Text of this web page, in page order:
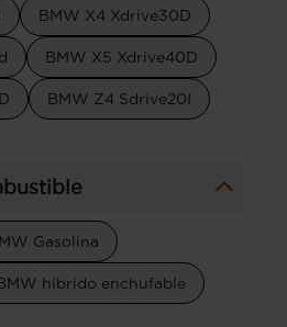
BMW X4 Xdrive30D
BMW X5 Xdrive40D
BMW Z4 Sdrive20I
Gasolina
híbrido enchufable